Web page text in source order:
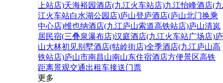
上站店)天海裕园酒店(九江火车站店)九江怡峰酒店(九
江火车站白水湖公园店)庐山登庐酒店(庐山北门换乘
中心店)维也纳酒店(九江庐山索道高铁站店)庐山清岚
居民宿(三叠泉瀑布店)汉庭酒店(九江火车站广场店)庐
山大林初见别墅酒店(牯岭街店)全季酒店(九江庐山高
铁站店)庐山市南昌山南山东住宿酒店方便景区高铁
距离景观交通出租车接送门票
更多